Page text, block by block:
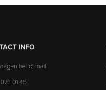
INFO
bel of mail
01 45